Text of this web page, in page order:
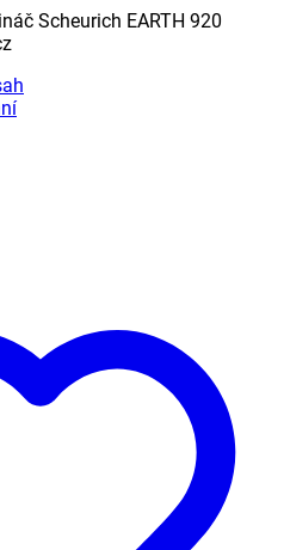
Scheurich EARTH 920